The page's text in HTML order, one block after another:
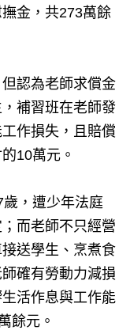
金，共273萬餘
認為老師求償金
補習班在老師發
作損失，且賠償
10萬元。
，遭少年法庭
而老師不只經營
送學生、烹煮食
確有勞動力減損
活作息與工作能
餘元。